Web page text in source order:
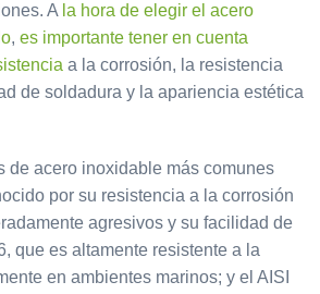
A la hora de elegir el acero
, es importante tener en cuenta
a la corrosión, la resistencia
de soldadura y la apariencia estética
de acero inoxidable más comunes
por su resistencia a la corrosión
agresivos y su facilidad de
que es altamente resistente a la
en ambientes marinos; y el AISI